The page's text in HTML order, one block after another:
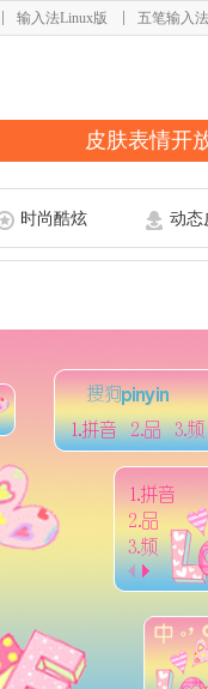
输入法Linux版 五笔输入法
皮肤表情开
时尚酷炫 动态